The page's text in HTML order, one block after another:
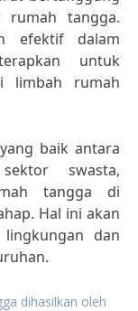
rumah tangga.
efektif dalam
untuk
limbah rumah
baik antara
swasta,
tangga di
Hal ini akan
dan
dihasilkan oleh